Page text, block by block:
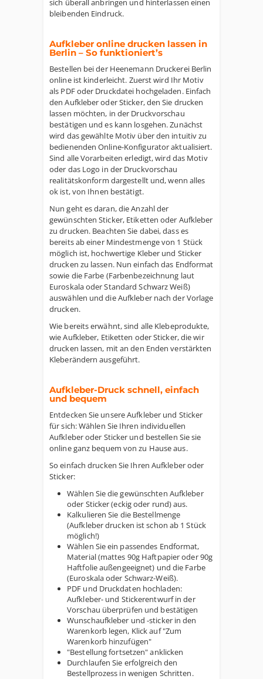
sich überall anbringen und hinterlassen einen
bleibenden Eindruck.
Aufkleber online drucken lassen in
Berlin – So funktioniert’s
Bestellen bei der Heenemann Druckerei Berlin
online ist kinderleicht. Zuerst wird Ihr Motiv
als PDF oder Druckdatei hochgeladen. Einfach
den Aufkleber oder Sticker, den Sie drucken
lassen möchten, in der Druckvorschau
bestätigen und es kann losgehen. Zunächst
wird das gewählte Motiv über den intuitiv zu
bedienenden Online-Konfigurator aktualisiert.
Sind alle Vorarbeiten erledigt, wird das Motiv
oder das Logo in der Druckvorschau
realitätskonform dargestellt und, wenn alles
ok ist, von Ihnen bestätigt.
Nun geht es daran, die Anzahl der
gewünschten Sticker, Etiketten oder Aufkleber
zu drucken. Beachten Sie dabei, dass es
bereits ab einer Mindestmenge von 1 Stück
möglich ist, hochwertige Kleber und Sticker
drucken zu lassen. Nun einfach das Endformat
sowie die Farbe (Farbenbezeichnung laut
Euroskala oder Standard Schwarz Weiß)
auswählen und die Aufkleber nach der Vorlage
drucken.
Wie bereits erwähnt, sind alle Klebeprodukte,
wie Aufkleber, Etiketten oder Sticker, die wir
drucken lassen, mit an den Enden verstärkten
Kleberändern ausgeführt.
Aufkleber-Druck schnell, einfach
und bequem
Entdecken Sie unsere Aufkleber und Sticker
für sich: Wählen Sie Ihren individuellen
Aufkleber oder Sticker und bestellen Sie sie
online ganz bequem von zu Hause aus.
So einfach drucken Sie Ihren Aufkleber oder
Sticker:
Wählen Sie die gewünschten Aufkleber
oder Sticker (eckig oder rund) aus.
Kalkulieren Sie die Bestellmenge
(Aufkleber drucken ist schon ab 1 Stück
möglich!)
Wählen Sie ein passendes Endformat,
Material (mattes 90g Haftpapier oder 90g
Haftfolie außengeeignet) und die Farbe
(Euroskala oder Schwarz-Weiß).
PDF und Druckdaten hochladen:
Aufkleber- und Stickerentwurf in der
Vorschau überprüfen und bestätigen
Wunschaufkleber und -sticker in den
Warenkorb legen, Klick auf "Zum
Warenkorb hinzufügen"
"Bestellung fortsetzen" anklicken
Durchlaufen Sie erfolgreich den
Bestellprozess in wenigen Schritten.